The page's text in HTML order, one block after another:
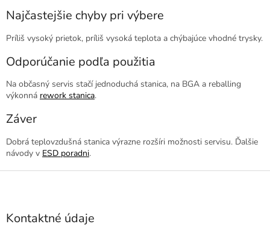
Najčastejšie chyby pri výbere
Príliš vysoký prietok, príliš vysoká teplota a chýbajúce vhodné trysky.
Odporúčanie podľa použitia
Na občasný servis stačí jednoduchá stanica, na BGA a reballing
výkonná rework stanica.
Záver
Dobrá teplovzdušná stanica výrazne rozšíri možnosti servisu. Ďalšie
návody v ESD poradni.
Z
Kontaktné údaje